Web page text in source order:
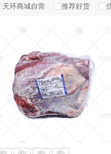
天环商城自营 推荐好货